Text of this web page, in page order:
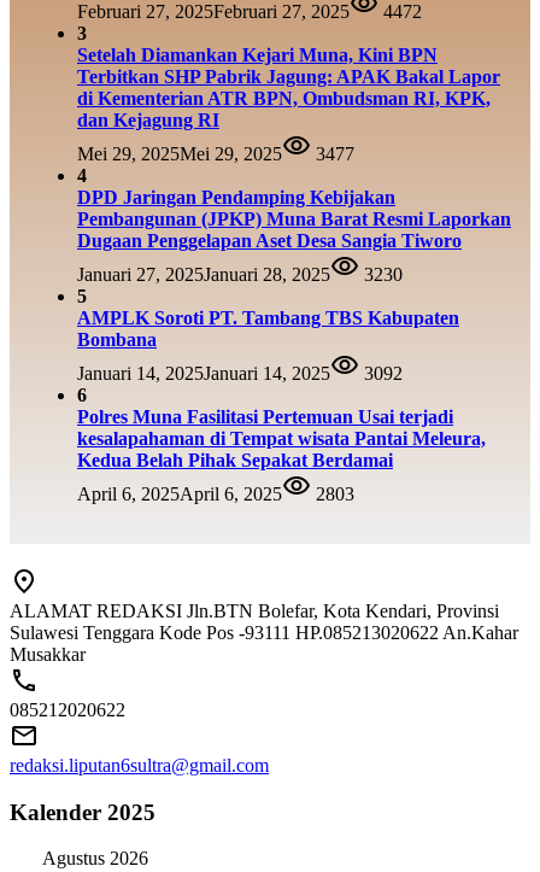
Februari 27, 2025Februari 27, 2025
4472
3
Setelah Diamankan Kejari Muna, Kini BPN
Terbitkan SHP Pabrik Jagung: APAK Bakal Lapor
di Kementerian ATR BPN, Ombudsman RI, KPK,
dan Kejagung RI
Mei 29, 2025Mei 29, 2025
3477
4
DPD Jaringan Pendamping Kebijakan
Pembangunan (JPKP) Muna Barat Resmi Laporkan
Dugaan Penggelapan Aset Desa Sangia Tiworo
Januari 27, 2025Januari 28, 2025
3230
5
AMPLK Soroti PT. Tambang TBS Kabupaten
Bombana
Januari 14, 2025Januari 14, 2025
3092
6
Polres Muna Fasilitasi Pertemuan Usai terjadi
kesalapahaman di Tempat wisata Pantai Meleura,
Kedua Belah Pihak Sepakat Berdamai
April 6, 2025April 6, 2025 2803
ALAMAT REDAKSI Jln.BTN Bolefar, Kota Kendari, Provinsi
Sulawesi Tenggara Kode Pos -93111 HP.085213020622 An.Kahar
Musakkar
085212020622
redaksi.liputan6sultra@gmail.com
Kalender 2025
Agustus 2026